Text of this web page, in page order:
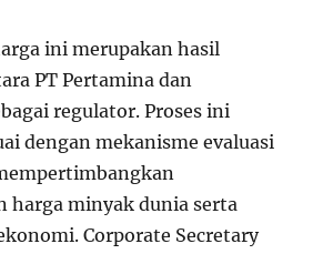
ini merupakan hasil
PT Pertamina dan
regulator. Proses ini
dengan mekanisme evaluasi
harga minyak dunia serta
Corporate Secretary